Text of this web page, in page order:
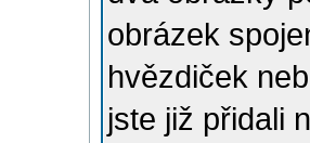
obrázek
hvězdiček
jste již přidali